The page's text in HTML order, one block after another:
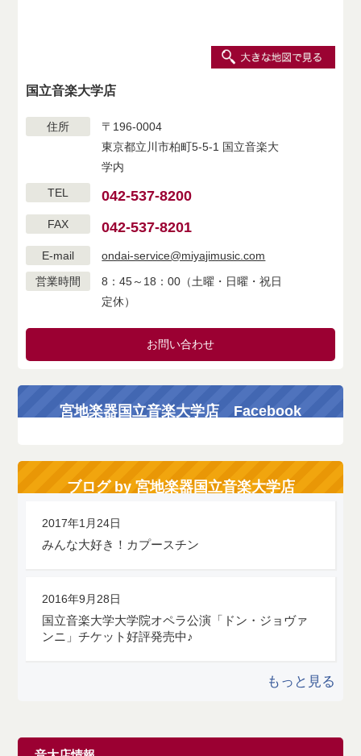
国立音楽大学店
住所
〒196-0004
東京都立川市柏町5-5-1 国立音楽大
学内
TEL
042-537-8200
FAX 042-537-8201
E-mail
ondai-service@miyajimusic.com
営業時間
8：45～18：00（土曜・日曜・祝日
定休）
お問い合わせ
宮地楽器国立音楽大学店 Facebook
ブログ by 宮地楽器国立音楽大学店
2017年1月24日
みんな大好き！カプースチン
2016年9月28日
国立音楽大学大学院オペラ公演「ドン・ジョヴァ
ンニ」チケット好評発売中♪
もっと見る